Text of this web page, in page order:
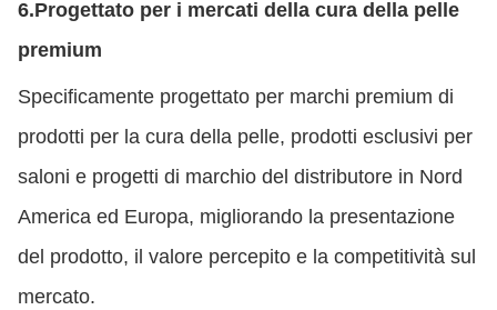
6.Progettato per i mercati della cura della pelle
premium
Specificamente progettato per marchi premium di
prodotti per la cura della pelle, prodotti esclusivi per
saloni e progetti di marchio del distributore in Nord
America ed Europa, migliorando la presentazione
del prodotto, il valore percepito e la competitività sul
mercato.